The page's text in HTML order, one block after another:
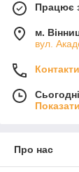
Працює
м.
вул.
Контакти
Про нас